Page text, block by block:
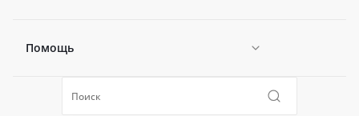
Новости
Политика конфиденциальности
Помощь
Коллекции